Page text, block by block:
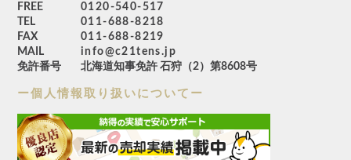
FREE
0120-540-517
TEL
011-688-8218
FAX
011-688-8219
MAIL
info@c21tens.jp
免許番号
北海道知事免許 石狩（2）第8608号
ー個人情報取り扱いについてー